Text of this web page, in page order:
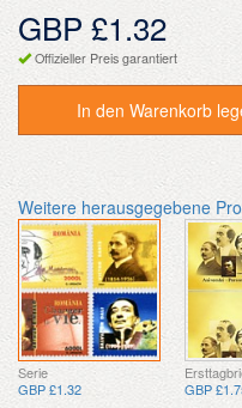
GBP £1.32
Offizieller Preis garantiert
In den Warenkorb
Weitere herausgegebene
Serie
GBP £1.32
GBP